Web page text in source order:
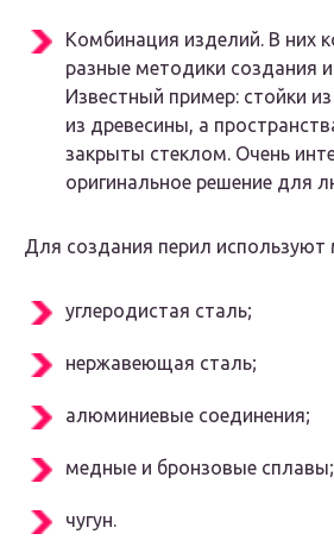
Комбинация изделий. В них
разные методики создания
Известный пример: стойки
из древесины, а
закрыты стеклом. Очень
оригинальное решение для
Для создания перил используют
углеродистая сталь;
нержавеющая сталь;
алюминиевые соединения;
медные и бронзовые сплавы;
чугун.